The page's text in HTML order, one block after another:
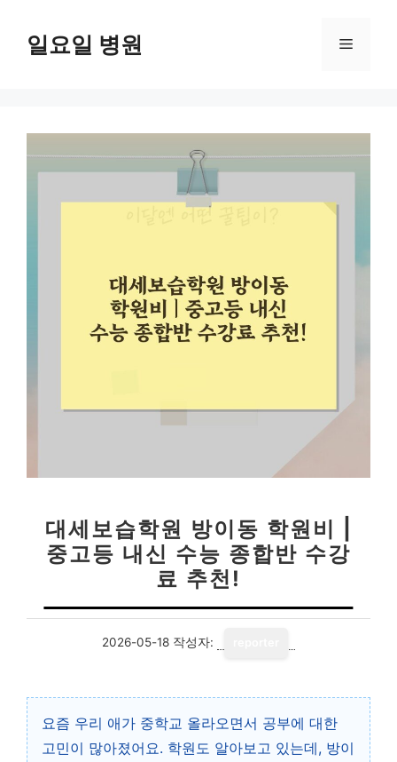
일요일 병원 메
대세보습학원 방이동 학원비 |
중고등 내신 수능 종합반 수강
료 추천!
2026-05-18 작성자:
요즘 우리 애가 중학교 올라오면서 공부에 대한
고민이 많아졌어요. 학원도 알아보고 있는데, 방이